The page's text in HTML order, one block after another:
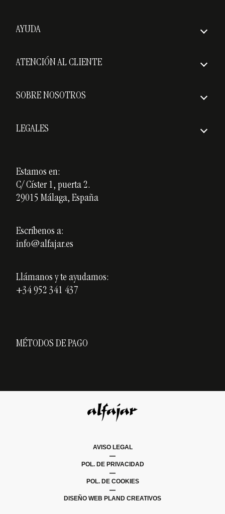
AYUDA
Cómo hacer un pedido
Plazos de entrega
ATENCIÓN AL CLIENTE
Gastos de envío
SOBRE NOSOTROS
Cerámica personalizada
Opiniones
LEGALES
Política de Privacidad
Política de Cookies
Estamos en:
C/ Císter 1, puerta 2.
29015 Málaga, España
Escríbenos a:
info@alfajar.es
Llámanos y te ayudamos:
+34 952 341 437
MÉTODOS DE PAGO
AVISO LEGAL
|
POL. DE PRIVACIDAD
|
POL. DE COOKIES
|
DISEÑO WEB PLAND CREATIVOS